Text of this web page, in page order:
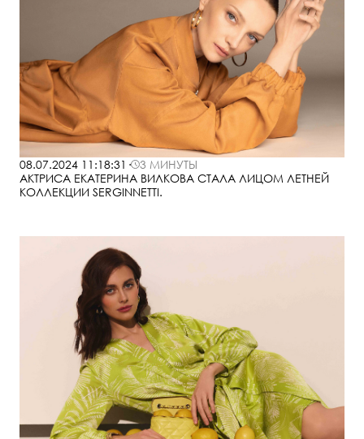
08.07.2024 11:18:31 ·
3 МИНУТЫ
АКТРИСА ЕКАТЕРИНА ВИЛКОВА СТАЛА ЛИЦОМ ЛЕТНЕЙ
КОЛЛЕКЦИИ SERGINNETTI.